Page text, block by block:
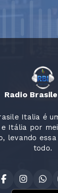
Radio
Italia é
Itália por
levando
todo.